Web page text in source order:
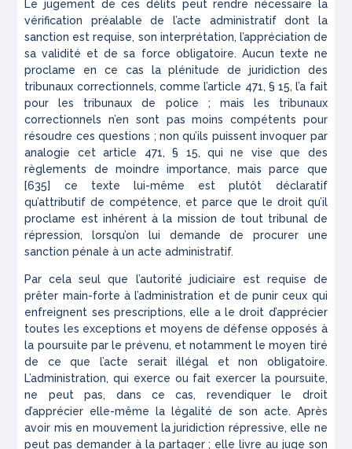
Le jugement de ces délits peut rendre nécessaire la
vérification préalable de l’acte administratif dont la
sanction est requise, son interprétation, l’appréciation de
sa validité et de sa force obligatoire. Aucun texte ne
proclame en ce cas la plénitude de juridiction des
tribunaux correctionnels, comme l’article 471, § 15, l’a fait
pour les tribunaux de police ; mais les tribunaux
correctionnels n’en sont pas moins compétents pour
résoudre ces questions ; non qu’ils puissent invoquer par
analogie cet article 471, § 15, qui ne vise que des
règlements de moindre importance, mais parce que
[635]
ce texte lui-même est plutôt déclaratif
qu’attributif de compétence, et parce que le droit qu’il
proclame est inhérent à la mission de tout tribunal de
répression, lorsqu’on lui demande de procurer une
sanction pénale à un acte administratif.
Par cela seul que l’autorité judiciaire est requise de
prêter main-forte à l’administration et de punir ceux qui
enfreignent ses prescriptions, elle a le droit d’apprécier
toutes les exceptions et moyens de défense opposés à
la poursuite par le prévenu, et notamment le moyen tiré
de ce que l’acte serait illégal et non obligatoire.
L’administration, qui exerce ou fait exercer la poursuite,
ne peut pas, dans ce cas, revendiquer le droit
d’apprécier elle-même la légalité de son acte. Après
avoir mis en mouvement la juridiction répressive, elle ne
peut pas demander à la partager ; elle livre au juge son